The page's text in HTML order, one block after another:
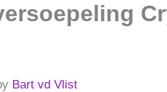
Bart vd Vlist